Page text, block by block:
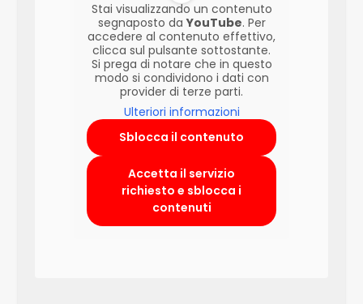
Stai visualizzando un contenuto
segnaposto daYouTube. Per
accedere al contenuto effettivo,
clicca sul pulsante sottostante.
Si prega di notare che in questo
modo si condividono i dati con
provider di terze parti.
Ulteriori informazioni
Sblocca il contenuto
Accetta il servizio
richiesto e sblocca i
contenuti